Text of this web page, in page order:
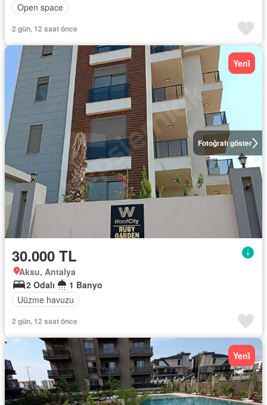
Open space
2 gün, 12 saat önce
Fotoğrafı göster
Yeni̇
30.000 TL
Aksu, Antalya
2 Odalı
1 Banyo
Uüzme havuzu
2 gün, 12 saat önce
Yeni̇